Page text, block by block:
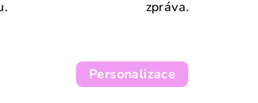
zpráva.
Personalizace